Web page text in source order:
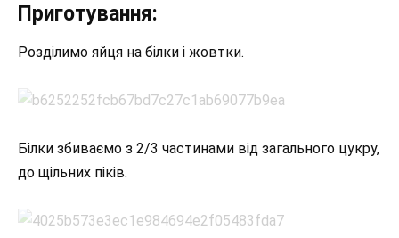
Приготування:
Розділимо яйця на білки і жовтки.
Білки збиваємо з 2/3 частинами від загального цукру,
до щільних піків.